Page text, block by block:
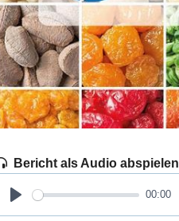
Bericht als Audio abspielen
Play
00:00